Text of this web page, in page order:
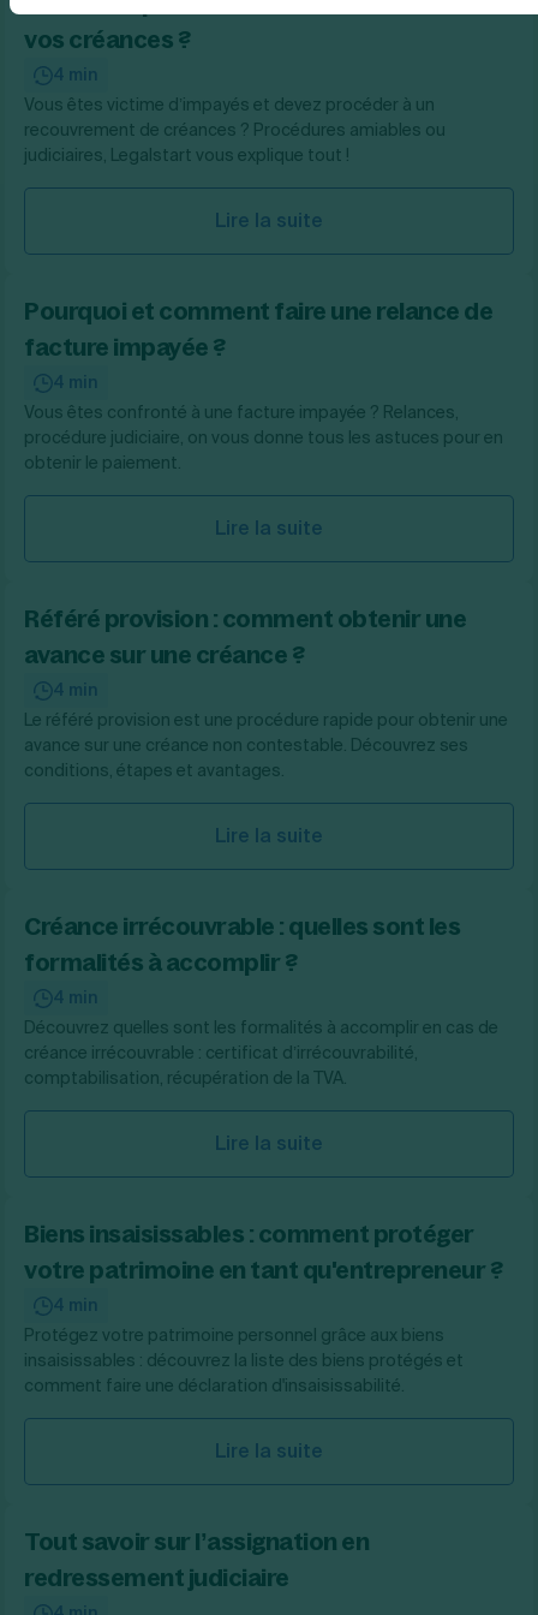
vos créances ?
4 min
Vous êtes victime d’impayés et devez procéder à un
recouvrement de créances ? Procédures amiables ou
judiciaires, Legalstart vous explique tout !
Lire la suite
Pourquoi et comment faire une relance de
facture impayée ?
4 min
Vous êtes confronté à une facture impayée ? Relances,
procédure judiciaire, on vous donne tous les astuces pour en
obtenir le paiement.
Lire la suite
Référé provision : comment obtenir une
avance sur une créance ?
4 min
Le référé provision est une procédure rapide pour obtenir une
avance sur une créance non contestable. Découvrez ses
conditions, étapes et avantages.
Lire la suite
Créance irrécouvrable : quelles sont les
formalités à accomplir ?
4 min
Découvrez quelles sont les formalités à accomplir en cas de
créance irrécouvrable : certificat d’irrécouvrabilité,
comptabilisation, récupération de la TVA.
Lire la suite
Biens insaisissables : comment protéger
votre patrimoine en tant qu'entrepreneur ?
4 min
Protégez votre patrimoine personnel grâce aux biens
insaisissables : découvrez la liste des biens protégés et
comment faire une déclaration d'insaisissabilité.
Lire la suite
Tout savoir sur l’assignation en
redressement judiciaire